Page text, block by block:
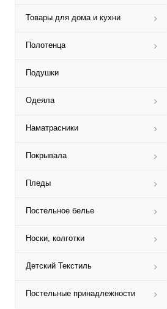
Товары для дома и кухни
Полотенца
Подушки
Одеяла
Наматрасники
Покрывала
Пледы
Постельное белье
Носки, колготки
Детский Текстиль
Постельные принадлежности